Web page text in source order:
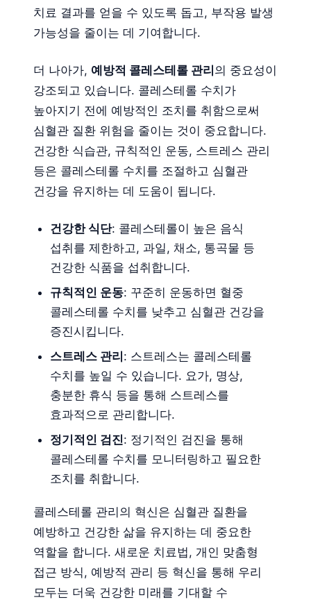
치료 결과를 얻을 수 있도록 돕고, 부작용 발생
가능성을 줄이는 데 기여합니다.
더 나아가, 예방적 콜레스테롤 관리 의 중요성이
강조되고 있습니다. 콜레스테롤 수치가
높아지기 전에 예방적인 조치를 취함으로써
심혈관 질환 위험을 줄이는 것이 중요합니다.
건강한 식습관, 규칙적인 운동, 스트레스 관리
등은 콜레스테롤 수치를 조절하고 심혈관
건강을 유지하는 데 도움이 됩니다.
건강한 식단: 콜레스테롤이 높은 음식
섭취를 제한하고, 과일, 채소, 통곡물 등
건강한 식품을 섭취합니다.
규칙적인 운동: 꾸준히 운동하면 혈중
콜레스테롤 수치를 낮추고 심혈관 건강을
증진시킵니다.
스트레스 관리 : 스트레스는 콜레스테롤
수치를 높일 수 있습니다. 요가, 명상,
충분한 휴식 등을 통해 스트레스를
효과적으로 관리합니다.
정기적인 검진: 정기적인 검진을 통해
콜레스테롤 수치를 모니터링하고 필요한
조치를 취합니다.
콜레스테롤 관리의 혁신은 심혈관 질환을
예방하고 건강한 삶을 유지하는 데 중요한
역할을 합니다. 새로운 치료법, 개인 맞춤형
접근 방식, 예방적 관리 등 혁신을 통해 우리
모두는 더욱 건강한 미래를 기대할 수